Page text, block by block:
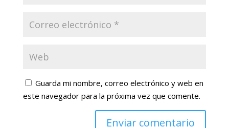
Guarda mi nombre, correo electrónico y web en
este navegador para la próxima vez que comente.